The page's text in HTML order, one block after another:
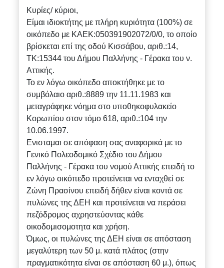
Κυρίες/ κύριοι,
Είμαι ιδιοκτήτης με πλήρη κυριότητα (100%) σε
οικόπεδο με ΚΑΕΚ:050391902072/0/0, το οποίο
βρίσκεται επί της οδού Κισσάβου, αριθ.:14,
ΤΚ:15344 του Δήμου Παλλήνης - Γέρακα του ν.
Αττικής.
Το εν λόγω οικόπεδο αποκτήθηκε με το
συμβόλαιο αριθ.:8889 την 11.11.1983 και
μεταγράφηκε νόημα στο υποθηκοφυλακείο
Κορωπίου στον τόμο 618, αριθ.:104 την
10.06.1997.
Ενισταμαι σε απόφαση σας αναφορικά με το
Γενικό Πολεοδομικό Σχέδιο του Δήμου
Παλλήνης - Γέρακα του νομού Αττικής επειδή το
εν λόγω οικόπεδο προτείνεται να ενταχθεί σε
Ζώνη Πρασίνου επειδή δήθεν είναι κοντά σε
πυλώνες της ΔΕΗ και προτείνεται να περάσει
πεζόδρομος αχρηστεύοντας κάθε
οικοδομισομοτητα και χρήση.
Όμως, οι πυλώνες της ΔΕΗ είναι σε απόσταση
μεγαλύτερη των 50 μ. κατά πλάτος (στην
πραγματικότητα είναι σε απόσταση 60 μ.), όπως